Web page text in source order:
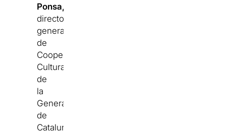
Ponsa,
directora
general
de
Cooperació
Cultural
de
la
Generalitat
de
Catalunya.